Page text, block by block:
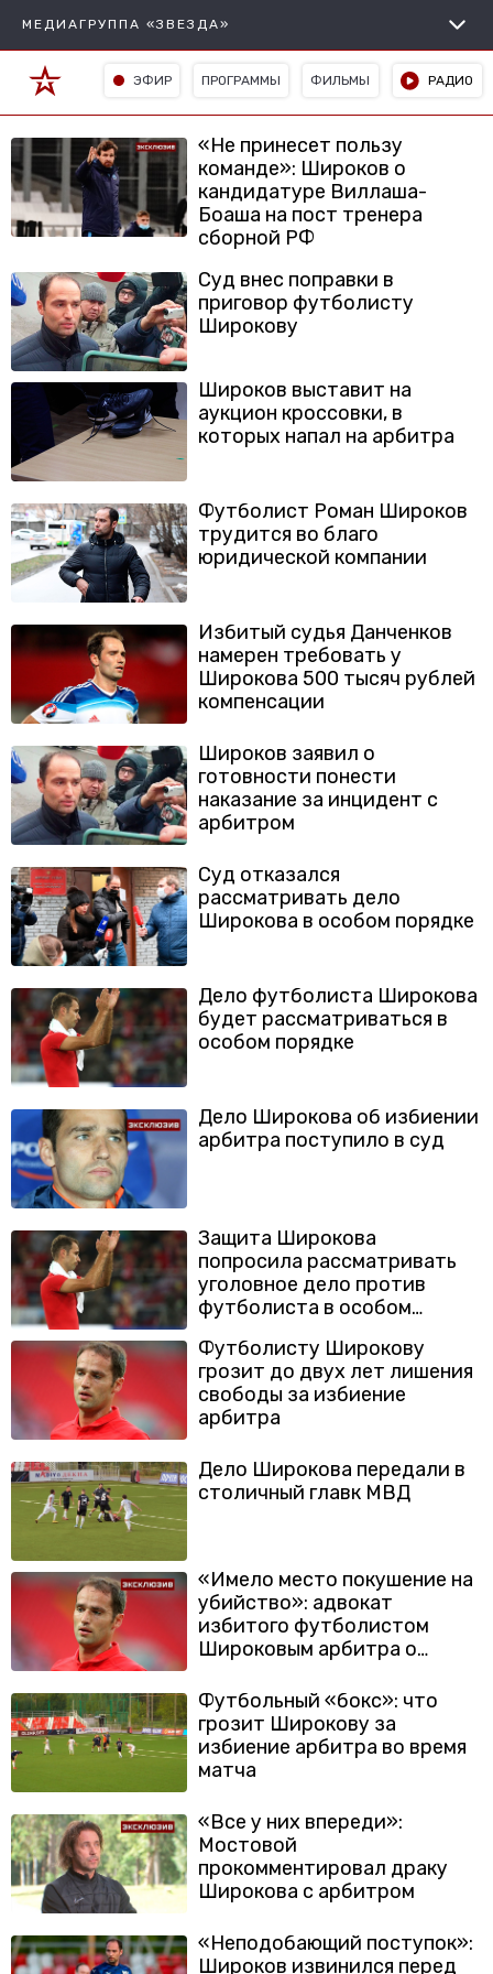
МЕДИАГРУППА «ЗВЕЗДА»
ЭФИР ПРОГРАММЫ ФИЛЬМЫ РАДИО
«Не принесет пользу
команде»: Широков о
кандидатуре Виллаша-
Боаша на пост тренера
сборной РФ
Суд внес поправки в
приговор футболисту
Широкову
Широков выставит на
аукцион кроссовки, в
которых напал на арбитра
Футболист Роман Широков
трудится во благо
юридической компании
Избитый судья Данченков
намерен требовать у
Широкова 500 тысяч рублей
компенсации
Широков заявил о
готовности понести
наказание за инцидент с
арбитром
Суд отказался
рассматривать дело
Широкова в особом порядке
Дело футболиста Широкова
будет рассматриваться в
особом порядке
Дело Широкова об избиении
арбитра поступило в суд
Защита Широкова
попросила рассматривать
уголовное дело против
футболиста в особом
Футболисту Широкову
грозит до двух лет лишения
свободы за избиение
арбитра
Дело Широкова передали в
столичный главк МВД
«Имело место покушение на
убийство»: адвокат
избитого футболистом
Широковым арбитра о
Футбольный «бокс»: что
грозит Широкову за
избиение арбитра во время
матча
«Все у них впереди»:
Мостовой
прокомментировал драку
Широкова с арбитром
«Неподобающий поступок»:
Широков извинился перед